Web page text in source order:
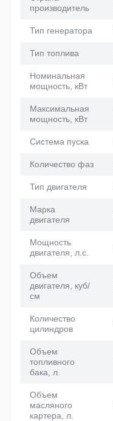
производитель
Тип генератора
Тип топлива
Номинальная
мощность, кВт
Максимальная
мощность, кВт
Система пуска
Количество фаз
Тип двигателя
Марка
двигателя
Мощность
двигателя, л.с.
Объем
двигателя, куб/
см
Количество
цилиндров
Объем
топливного
бака, л.
Объем
масляного
картера, л.